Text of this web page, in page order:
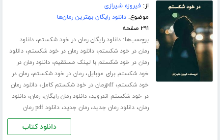
از:فیروزه شیرازی
موضوع:دانلود رایگان بهترین رمان‌ها
۲۹۱ صفحه
برچسب‌ها:دانلود رایگان رمان در خود شکستم،دانلود
رمان در خود شکستم،دانلود رمان در خود شکستم،دانلود
رمان در خود شکستم با لینک مستقیم،دانلود رمان در
خود شکستم برای موبایل،رمان در خود شکستم،رمان در
خود شکستم،pdfرمان در خود شکستم کامل ،دانلود رمان
در خود شکستم اندروید،دانلود رمان رایگان،رمان،دانلود
رمان،دانلود رمان جدید،رمان جدید،دانلود pdf رمان
دانلود کتاب